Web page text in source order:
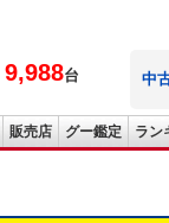
9,988台 中
販売店 グー鑑定 ラン